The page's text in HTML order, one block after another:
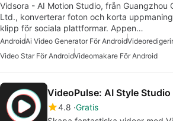
Vidsora - AI Motion Studio, från Guangzhou
Ltd., konverterar foton och korta
klipp för sociala plattformar. Appen…
AndroidAi Video Generator För Android
Video Star För AndroidVideomakare För Android
VideoPulse: AI Style Studio
4.8 Gratis